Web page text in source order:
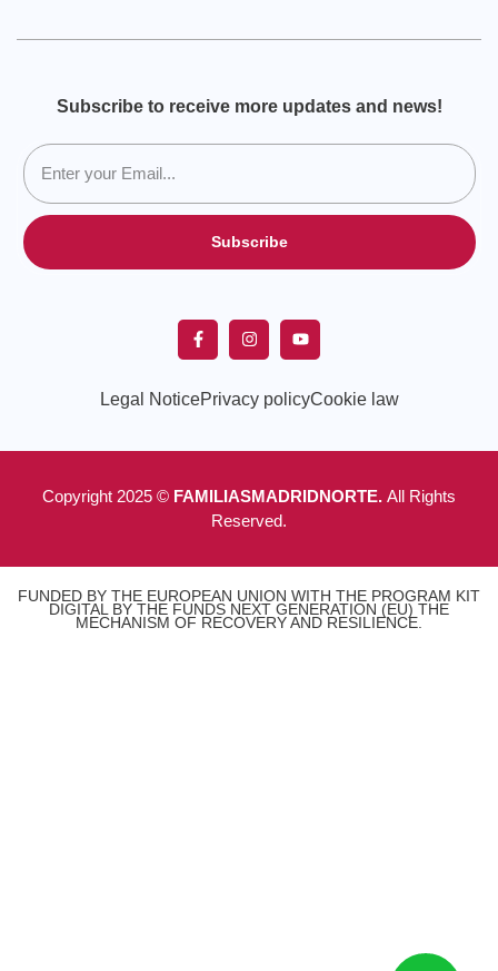
Subscribe to receive more updates and news!
Subscribe
Legal NoticePrivacy policyCookie law
Copyright 2025 © FAMILIASMADRIDNORTE. All Rights
Reserved.
FUNDED BY THE EUROPEAN UNION WITH THE PROGRAM KIT
DIGITAL BY THE FUNDS NEXT GENERATION (EU) THE
MECHANISM OF RECOVERY AND RESILIENCE.